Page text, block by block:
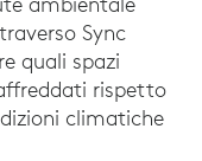
Sync
quali spazi
rispetto
climatiche